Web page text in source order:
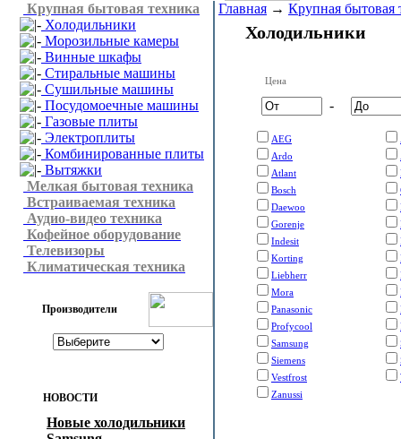
Крупная бытовая техника
Холодильники
Морозильные камеры
Винные шкафы
Стиральные машины
Сушильные машины
Посудомоечные машины
Газовые плиты
Электроплиты
Комбинированные плиты
Вытяжки
Мелкая бытовая техника
Встраиваемая техника
Аудио-видео техника
Кофейное оборудование
Телевизоры
Климатическая техника
Производители
НОВОСТИ
Новые холодильники
Главная → Крупная бытовая
Холодильники
Цена
-
AEG
Ardo
Atlant
Bosch
Daewoo
Gorenje
Indesit
Korting
Liebherr
Mora
Panasonic
Profycool
Samsung
Siemens
Vestfrost
Zanussi